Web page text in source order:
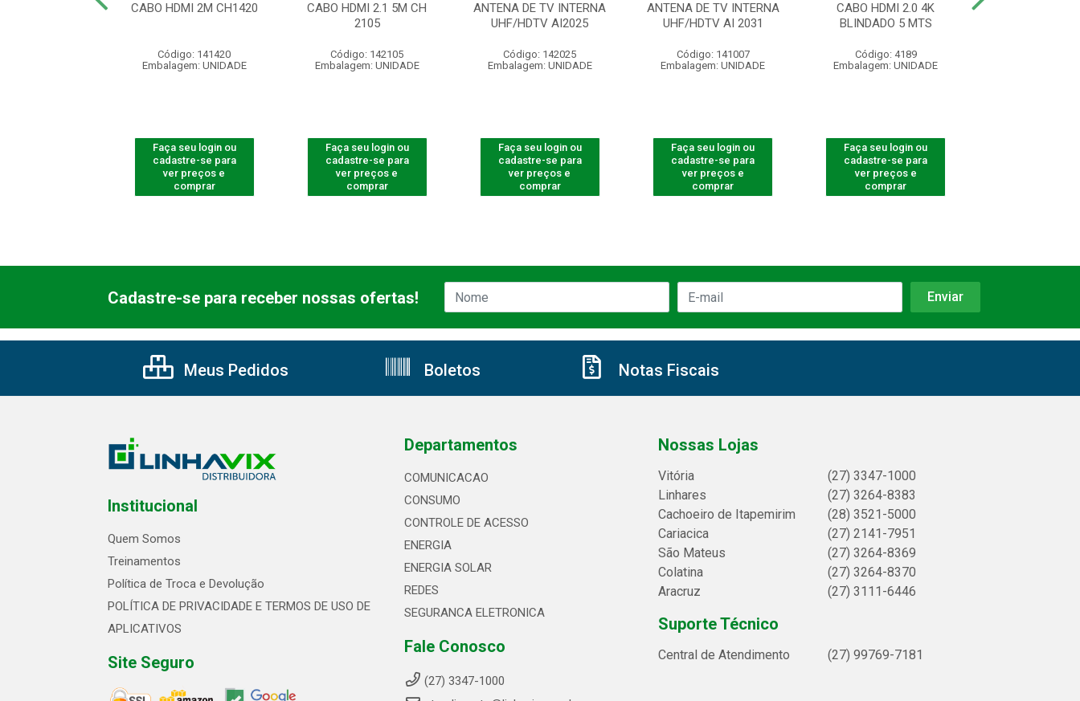
CABO HDMI 2M CH1420
Código: 141420
Embalagem: UNIDADE
Faça seu login ou
cadastre-se para
ver preços e
comprar
CABO HDMI 2.1 5M CH
2105
Código: 142105
Embalagem: UNIDADE
Faça seu login ou
cadastre-se para
ver preços e
comprar
ANTENA DE TV INTERNA
UHF/HDTV AI2025
Código: 142025
Embalagem: UNIDADE
Faça seu login ou
cadastre-se para
ver preços e
comprar
ANTENA DE TV INTERNA
UHF/HDTV AI 2031
Código: 141007
Embalagem: UNIDADE
Faça seu login ou
cadastre-se para
ver preços e
comprar
CABO HDMI 2.0 4K
BLINDADO 5 MTS
Código: 4189
Embalagem: UNIDADE
Faça seu login ou
cadastre-se para
ver preços e
comprar
Cadastre-se para receber nossas ofertas!
Meus Pedidos Boletos Notas Fiscais
Institucional
Quem Somos
Treinamentos
Política de Troca e Devolução
POLÍTICA DE PRIVACIDADE E TERMOS DE USO DE
APLICATIVOS
Site Seguro
Departamentos
COMUNICACAO
CONSUMO
CONTROLE DE ACESSO
ENERGIA
ENERGIA SOLAR
REDES
SEGURANCA ELETRONICA
Fale Conosco
(27) 3347-1000
Nossas Lojas
Vitória
(27) 3347-1000
Linhares
(27) 3264-8383
Cachoeiro de Itapemirim
(28) 3521-5000
Cariacica
(27) 2141-7951
São Mateus
(27) 3264-8369
Colatina
(27) 3264-8370
Aracruz
(27) 3111-6446
Suporte Técnico
Central de Atendimento (27) 99769-7181